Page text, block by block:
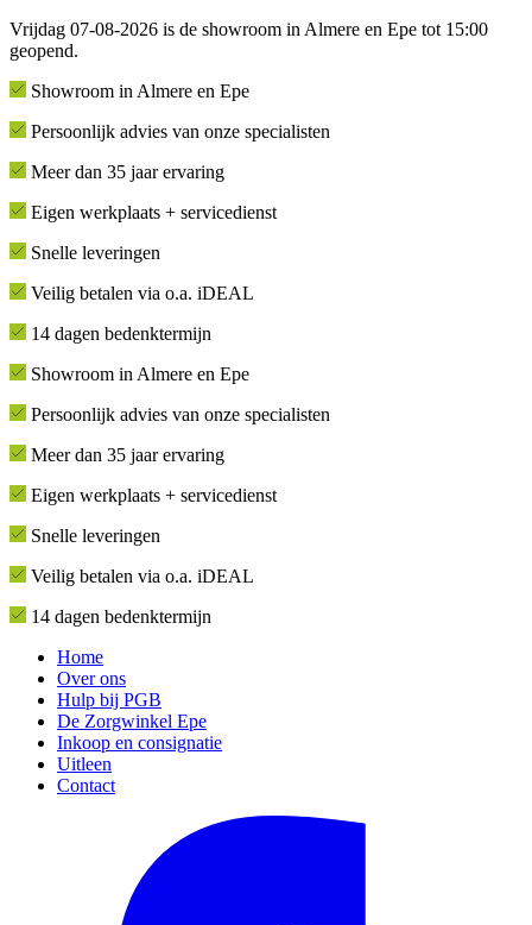
Vrijdag 07-08-2026 is de showroom in Almere en Epe tot 15:00
geopend.
Showroom in Almere en Epe
Persoonlijk advies van onze specialisten
Meer dan 35 jaar ervaring
Eigen werkplaats + servicedienst
Snelle leveringen
Veilig betalen via o.a. iDEAL
14 dagen bedenktermijn
Showroom in Almere en Epe
Persoonlijk advies van onze specialisten
Meer dan 35 jaar ervaring
Eigen werkplaats + servicedienst
Snelle leveringen
Veilig betalen via o.a. iDEAL
14 dagen bedenktermijn
Home
Over ons
Hulp bij PGB
De Zorgwinkel Epe
Inkoop en consignatie
Uitleen
Contact